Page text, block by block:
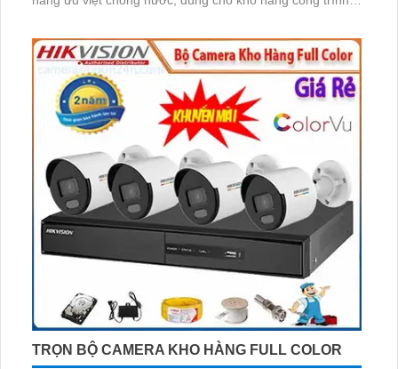
camera này bao gồm các thiết bị chất lượng cao như
camera IP, đầu ghi hình, và phần mềm quản lý. Đồng thời,
việc lắp đặt và sử dụng camera này cũng rất dễ dàng và
thuận tiện
TRỌN BỘ CAMERA KHO HÀNG FULL COLOR